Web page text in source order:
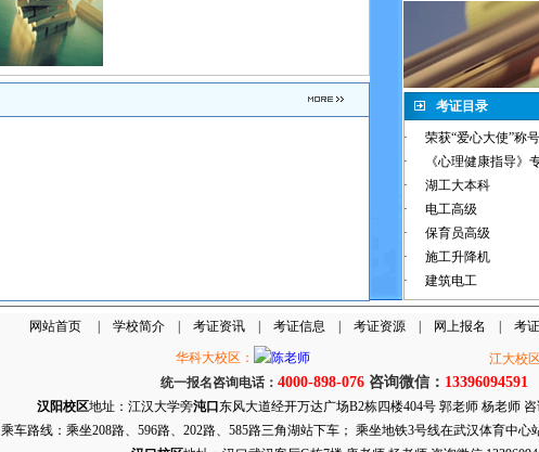
考证目录
·
荣获“爱心大使”称号
·
《心理健康指导》
·
湖工大本科
·
电工高级
·
保育员高级
·
施工升降机
·
建筑电工
网站首页| 学校简介| 考证资讯| 考证信息 考证资源| 网上报名 考
华科大校区：
江大校
统一报名咨询电话： 4000-898-076 咨询微信： 13396094591
汉阳校区地址：江汉大学旁沌口 东风大道经开万达广场B2栋四楼404号 郭老师 杨老师 咨
乘车路线：乘坐208路、596路、202路、585路三角湖站下车； 乘坐地铁3号线在武汉体育中心